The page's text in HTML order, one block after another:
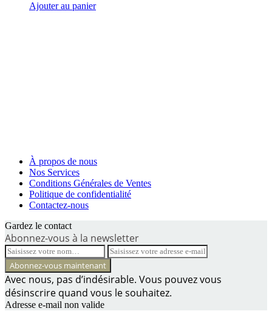
Ajouter au panier
À propos de nous
Nos Services
Conditions Générales de Ventes
Politique de confidentialité
Contactez-nous
Gardez le contact
Abonnez-vous à la newsletter
Avec nous, pas d’indésirable. Vous pouvez vous
désinscrire quand vous le souhaitez.
Adresse e-mail non valide